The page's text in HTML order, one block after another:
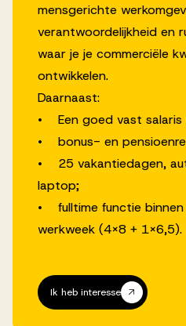
mensgerichte
verantwoordelijkheid en
waar je je commerciële
ontwikkelen.
Daarnaast:
• Een goed vast
• bonus- en
• 25 vakantiedagen,
laptop;
• fulltime functie binnen
werkweek (4X8 + 1X6,5).
Ik heb interesse